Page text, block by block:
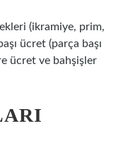
(ikramiye, prim,
ücret (parça başı
ücret ve bahşişler